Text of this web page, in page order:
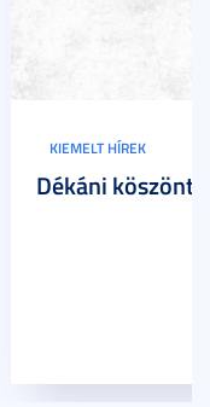
KIEMELT HÍREK
Dékáni köszöntő